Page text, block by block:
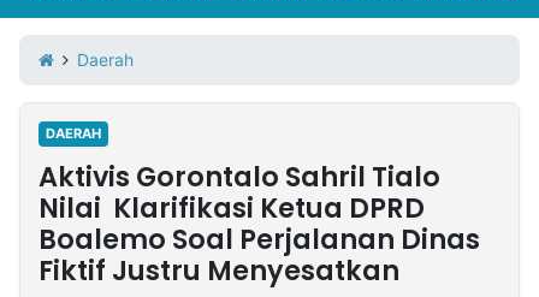
Iklan
Berita
Kami
Nasional
International
Olahraga
Entertainment
Daerah
Pariwisata
Kuliner
Kolom
Network
Daerah
DAERAH
Aktivis Gorontalo Sahril Tialo
Nilai Klarifikasi Ketua DPRD
Boalemo Soal Perjalanan Dinas
Fiktif Justru Menyesatkan